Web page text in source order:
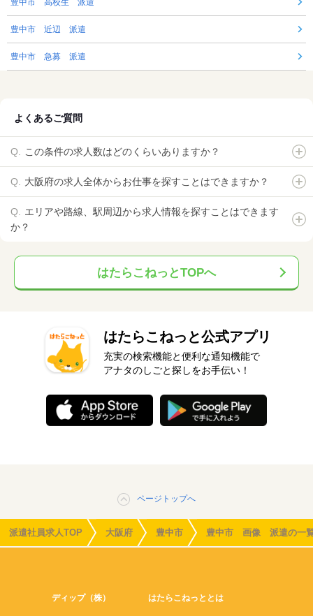
豊中市 高校生 派遣
豊中市 近辺 派遣
豊中市 急募 派遣
よくあるご質問
この条件の求人数はどのくらいありますか？
大阪府の求人全体からお仕事を探すことはできますか？
エリアや路線、駅周辺から求人情報を探すことはできます
か？
はたらこねっとTOPへ
はたらこねっと公式アプリ
充実の検索機能と便利な通知機能で
アナタのしごと探しをお手伝い！
ページトップへ
派遣社員求人TOP 大阪府 豊中市 豊中市 画像 派遣の一
ディップ（株） はたらこねっととは